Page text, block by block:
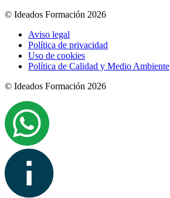
© Ideados Formación 2026
Aviso legal
Política de privacidad
Uso de cookies
Política de Calidad y Medio Ambiente
© Ideados Formación 2026